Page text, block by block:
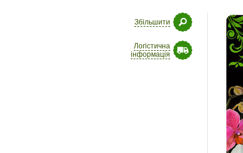
Збільшити
Логістична
інформація